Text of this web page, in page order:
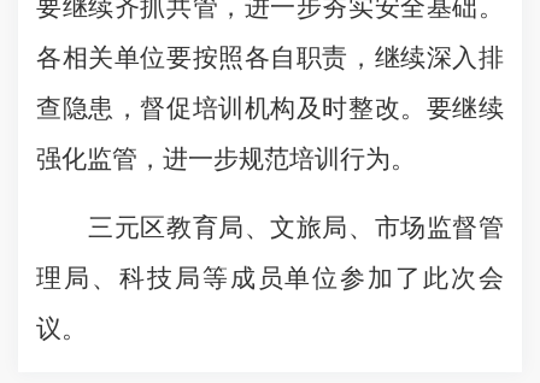
要继续齐抓共管，进一步夯实安全基础。
各相关单位要按照各自职责，继续深入排
查隐患，督促培训机构及时整改。要继续
强化监管，进一步规范培训行为。
三元区教育局、文旅局、市场监督管
理局、科技局等成员单位参加了此次会
议。